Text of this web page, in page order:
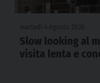
Slow looking al
visita lenta e